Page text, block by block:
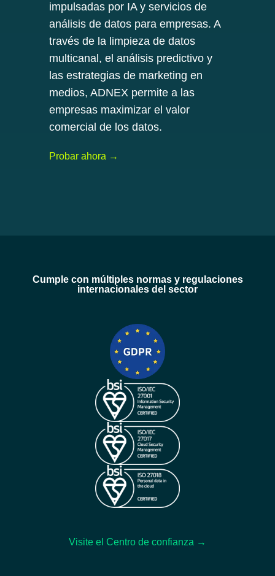
impulsadas por IA y servicios de
análisis de datos para empresas. A
través de la limpieza de datos
multicanal, el análisis predictivo y
las estrategias de marketing en
medios, ADNEX permite a las
empresas maximizar el valor
comercial de los datos.
Probar ahora →
Cumple con múltiples normas y regulaciones
internacionales del sector
Visite el Centro de confianza →